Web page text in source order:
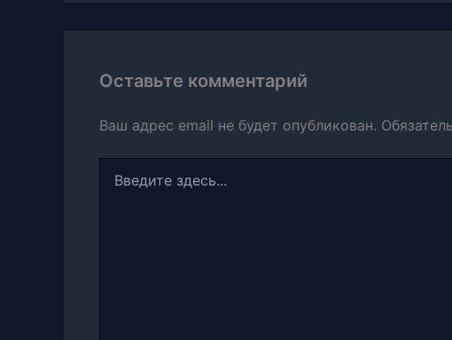
Оставьте комментарий
Ваш адрес email не будет опубликован.
здесь...